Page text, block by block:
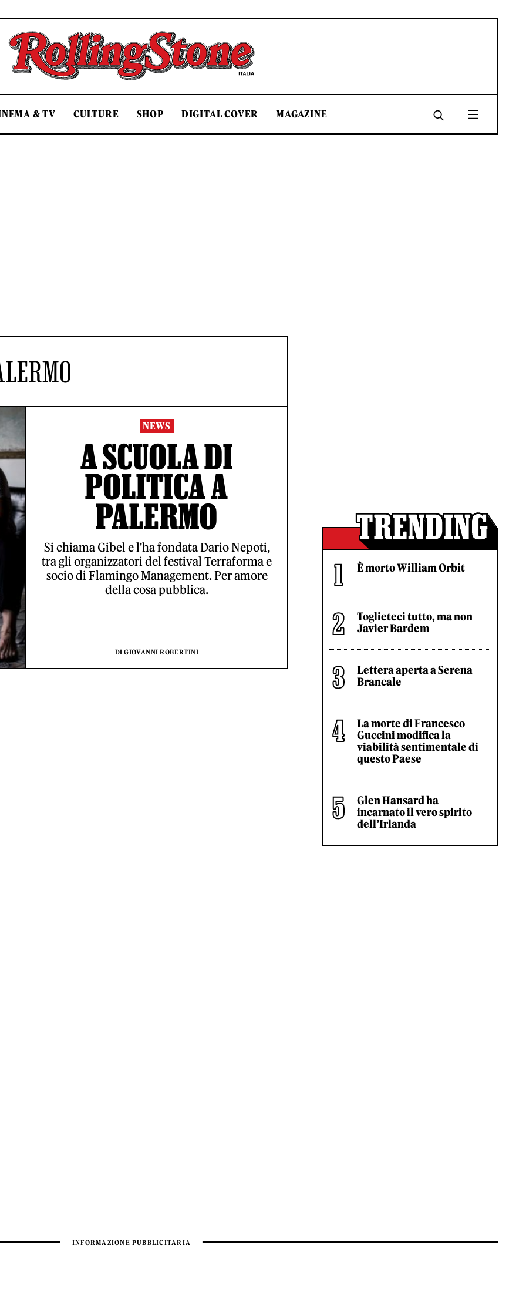
Rolling Stone Italia
& TV CULTURE SHOP DIGITAL COVER MAGAZINE
NEWS
A SCUOLA DI
POLITICA A
PALERMO
Si chiama Gibel e l'ha fondata Dario Nepoti,
tra gli organizzatori del festival Terraforma e
socio di Flamingo Management. Per amore
della cosa pubblica.
DI GIOVANNI ROBERTINI
È morto William Orbit
Toglieteci tutto, ma non
Javier Bardem
Lettera aperta a Serena
Brancale
La morte di Francesco
Guccini modifica la
viabilità sentimentale di
questo Paese
Glen Hansard ha
incarnato il vero spirito
dell’Irlanda